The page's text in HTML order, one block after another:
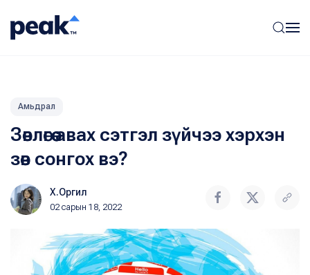
Амьдрал
Зөвлөгөө авах сэтгэл зүйчээ хэрхэн
зөв сонгох вэ?
Х.Оргил
02 сарын 18, 2022